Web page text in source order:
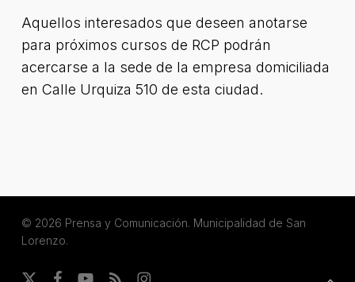
Aquellos interesados que deseen anotarse
para próximos cursos de RCP podrán
acercarse a la sede de la empresa domiciliada
en Calle Urquiza 510 de esta ciudad.
© 2026 Prensa y Comunicación. Municipalidad de San
Lorenzo.
x- facebookyoutube
RSS instagram